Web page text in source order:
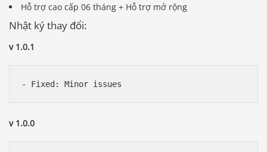
Hỗ trợ cao cấp 06 tháng + Hỗ trợ mở rộng
Nhật ký thay đổi:
v 1.0.1
- Fixed: Minor issues
v 1.0.0